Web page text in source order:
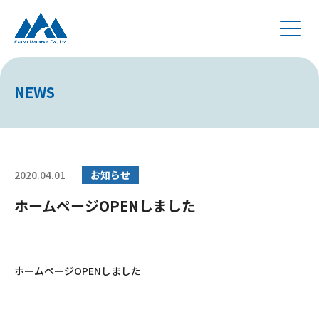
NEWS
2020.04.01 お知らせ
ホームページOPENしました
ホームページOPENしました